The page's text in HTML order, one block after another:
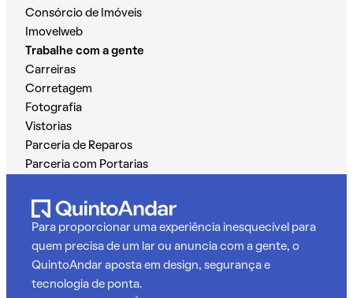
Consórcio de Imóveis
Imovelweb
Trabalhe com a gente
Carreiras
Corretagem
Fotografia
Vistorias
Parceria de Reparos
Parceria com Portarias
Para proporcionar uma experiência inesquecível para
quem precisa de um lar ou anuncia com a gente, o
QuintoAndar aposta em design, segurança e
tecnologia de ponta.